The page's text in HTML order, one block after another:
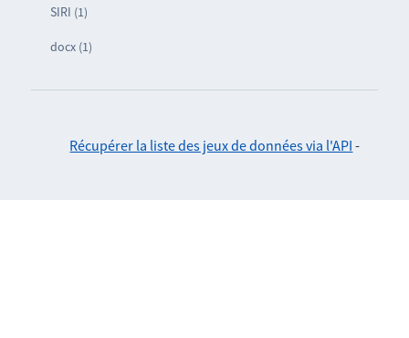
SIRI (1)
docx (1)
Récupérer la liste des jeux de données via l'API -